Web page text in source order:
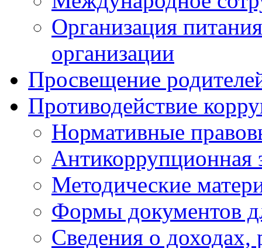
Организация
организации
Просвещение
Противодействие
Нормативные
Антикоррупционная
Методические
Формы документов
Сведения о доходах,